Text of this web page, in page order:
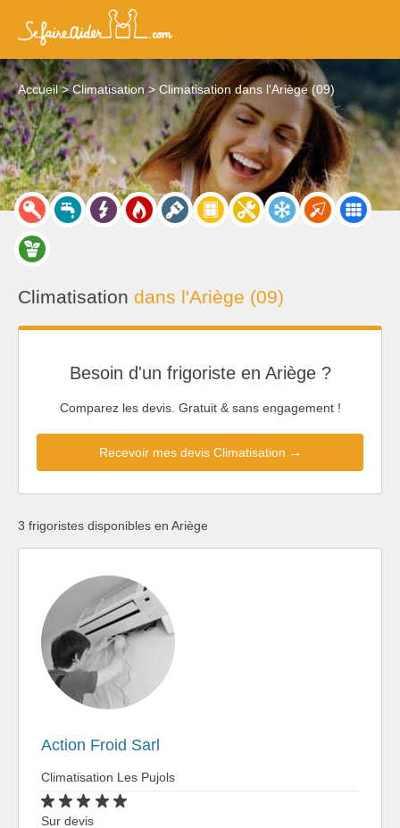
Accueil Climatisation Climatisation dans l'Ariège (09)
Climatisation dans l'Ariège (09)
Besoin d'un frigoriste en Ariège ?
Comparez les devis. Gratuit & sans engagement !
Recevoir mes devis Climatisation →
3 frigoristes disponibles en Ariège
Action Froid Sarl
Climatisation Les Pujols
Sur devis